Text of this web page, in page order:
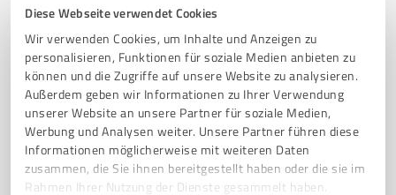
Diese Webseite verwendet Cookies
Wir verwenden Cookies, um Inhalte und Anzeigen zu
personalisieren, Funktionen für soziale Medien anbieten zu
können und die Zugriffe auf unsere Website zu analysieren.
Außerdem geben wir Informationen zu Ihrer Verwendung
unserer Website an unsere Partner für soziale Medien,
Werbung und Analysen weiter. Unsere Partner führen diese
Informationen möglicherweise mit weiteren Daten
zusammen, die Sie ihnen bereitgestellt haben oder die sie im
Rahmen Ihrer Nutzung der Dienste gesammelt haben.
Sie möchten auch hier gelistet werden?
Registrieren Sie sich jetzt und werden Sie ein von
Kunden empfohlener ProvenExpert!